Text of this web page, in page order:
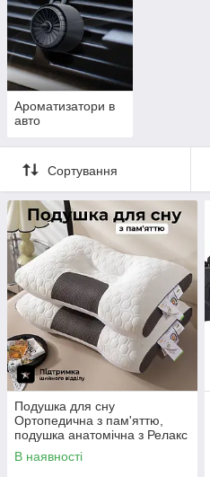
Ароматизатори в
авто
Сортування
Подушка для сну
Ортопедична з пам'яттю,
подушка анатомічна з Релакс
ефектом 48х74см
В наявності